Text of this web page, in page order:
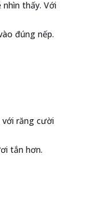
thấy. Với
đúng nếp.
với răng cười
tắn hơn.